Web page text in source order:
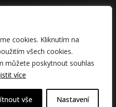
cookies. Kliknutím na
všech cookies.
můžete poskytnout souhlas
více
Nastavení
vše
české podnikatele už 15
let.